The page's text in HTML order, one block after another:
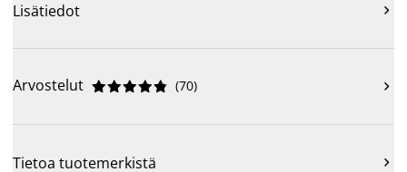
Lisätiedot 
Arvostelut 




 (70) 
Tietoa tuotemerkistä 